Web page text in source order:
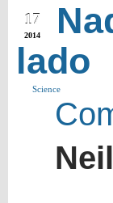
17
2014
lado
Science